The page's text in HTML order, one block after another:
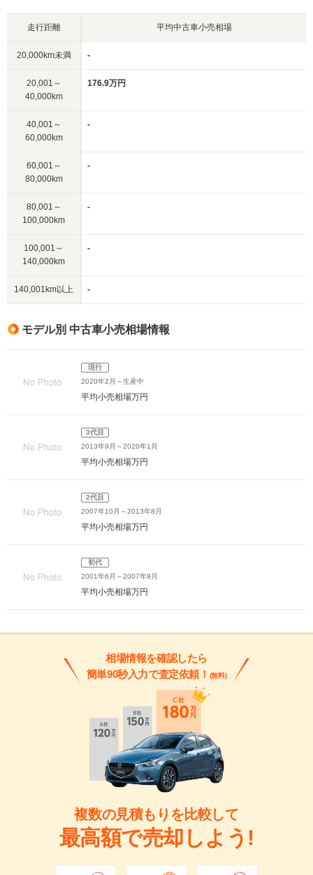
走行距離 平均中古車小売相場
20,000km未満 -
20,001～
40,000km
176.9万円
40,001～
60,000km
-
60,001～
80,000km
-
80,001～
100,000km
-
100,001～
140,000km
-
140,001km以上 -
モデル別 中古車小売相場情報
現行
2020年2月～生産中
平均小売相場万円
3代目
2013年9月～2020年1月
平均小売相場万円
2代目
2007年10月～2013年8月
平均小売相場万円
初代
2001年6月～2007年9月
平均小売相場万円
相場情報を確認したら
簡単90秒入力で査定依頼！ (無料)
複数の見積もりを比較して
最高額で売却しよう!